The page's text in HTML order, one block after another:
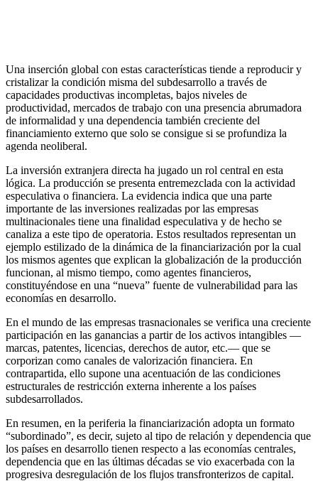
Una inserción global con estas características tiende a reproducir y
cristalizar la condición misma del subdesarrollo a través de
capacidades productivas incompletas, bajos niveles de
productividad, mercados de trabajo con una presencia abrumadora
de informalidad y una dependencia también creciente del
financiamiento externo que solo se consigue si se profundiza la
agenda neoliberal.
La inversión extranjera directa ha jugado un rol central en esta
lógica. La producción se presenta entremezclada con la actividad
especulativa o financiera. La evidencia indica que una parte
importante de las inversiones realizadas por las empresas
multinacionales tiene una finalidad especulativa y de hecho se
canaliza a este tipo de operatoria. Estos resultados representan un
ejemplo estilizado de la dinámica de la financiarización por la cual
los mismos agentes que explican la globalización de la producción
funcionan, al mismo tiempo, como agentes financieros,
constituyéndose en una “nueva” fuente de vulnerabilidad para las
economías en desarrollo.
En el mundo de las empresas trasnacionales se verifica una creciente
participación en las ganancias a partir de los activos intangibles —
marcas, patentes, licencias, derechos de autor, etc.— que se
corporizan como canales de valorización financiera. En
contrapartida, ello supone una acentuación de las condiciones
estructurales de restricción externa inherente a los países
subdesarrollados.
En resumen, en la periferia la financiarización adopta un formato
“subordinado”, es decir, sujeto al tipo de relación y dependencia que
los países en desarrollo tienen respecto a las economías centrales,
dependencia que en las últimas décadas se vio exacerbada con la
progresiva desregulación de los flujos transfronterizos de capital.